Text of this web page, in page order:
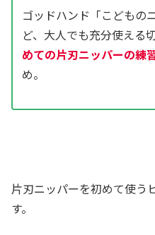
ゴッドハンド「こどもの
ど、大人でも充分使える
めての片刃ニッパーの練
め。
片刃ニッパーを初めて使う
す。